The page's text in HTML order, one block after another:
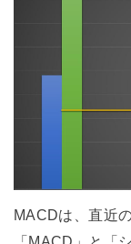
MACDは、直近